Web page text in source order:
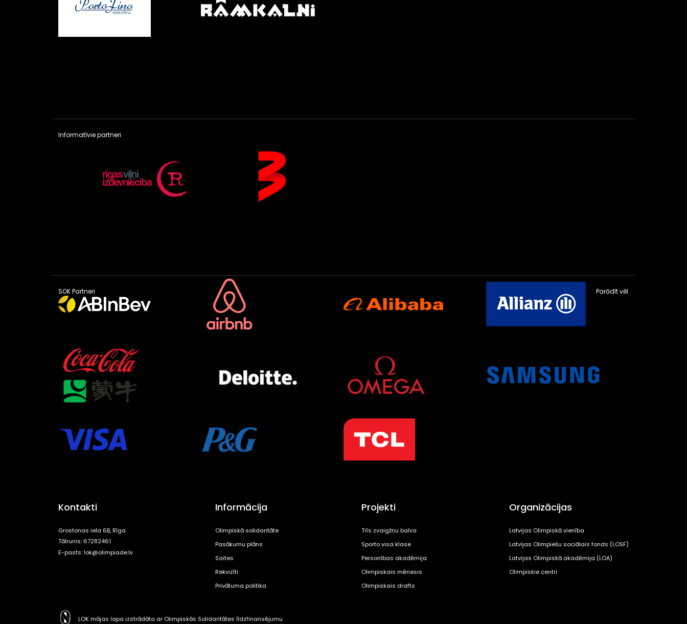
Informatīvie partneri
SOK Partneri Parādīt vēl
Kontakti
Grostonas iela 6B, Rīga
Tālrunis: 67282461
E-pasts:lok@olimpiade.lv
Informācija
Olimpiskā solidaritāte
Pasākumu plāns
Saites
Rekvizīti
Privātuma politika
Projekti
Trīs zvaigžņu balva
Sporto visa klase
Personības akadēmija
Olimpiskais mēnesis
Olimpiskais drafts
Organizācijas
Latvijas Olimpiskā vienība
Latvijas Olimpiešu sociālais fonds (LOSF)
Latvijas Olimpiskā akadēmija (LOA)
Olimpiskie centri
LOK mājas lapa izstrādāta ar Olimpiskās Solidaritātes līdzfinansējumu